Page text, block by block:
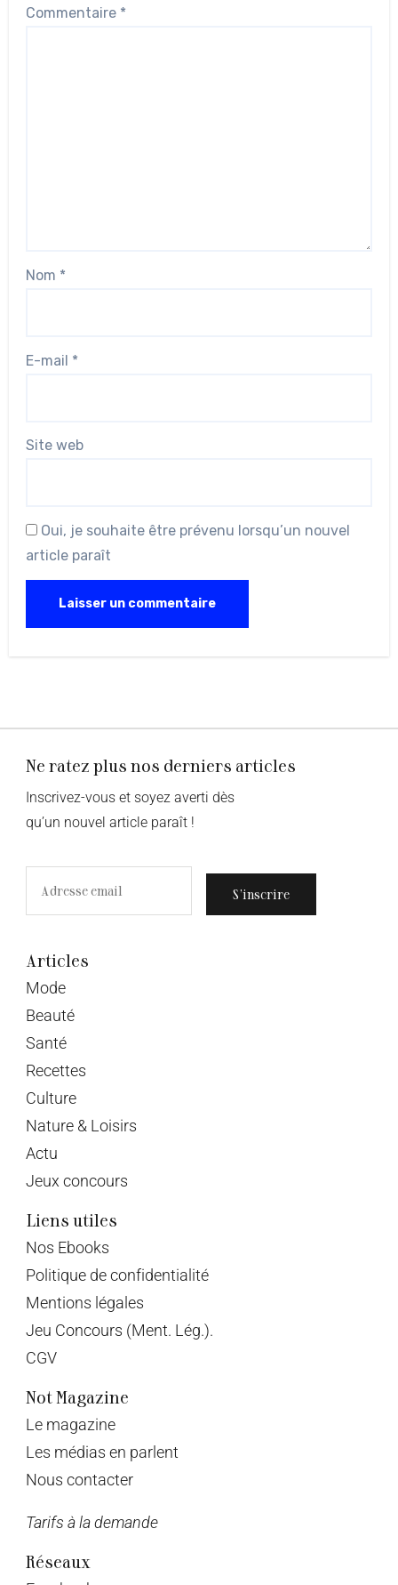
Commentaire *
Nom *
E-mail *
Site web
Oui, je souhaite être prévenu lorsqu’un nouvel
article paraît
Ne ratez plus nos derniers articles
Inscrivez-vous et soyez averti dès
qu’un nouvel article paraît !
S’inscrire
Articles
Mode
Beauté
Santé
Recettes
Culture
Nature & Loisirs
Actu
Jeux concours
Liens utiles
Nos Ebooks
Politique de confidentialité
Mentions légales
Jeu Concours (Ment. Lég.).
CGV
Not Magazine
Le magazine
Les médias en parlent
Nous contacter
Tarifs à la demande
Réseaux